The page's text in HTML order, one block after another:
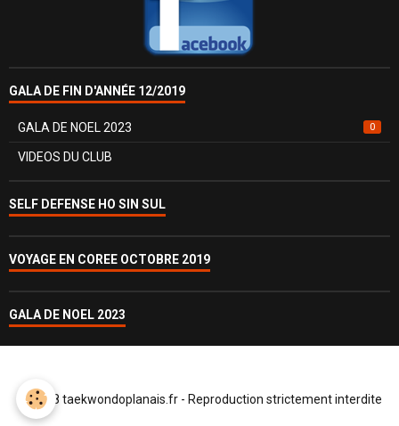
GALA DE FIN D'ANNÉE 12/2019
GALA DE NOEL 2023 0
VIDEOS DU CLUB
SELF DEFENSE HO SIN SUL
VOYAGE EN COREE OCTOBRE 2019
GALA DE NOEL 2023
© 2018 taekwondoplanais.fr - Reproduction strictement interdite